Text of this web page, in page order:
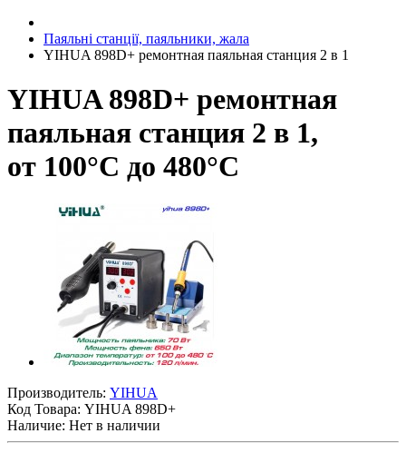
Паяльні станції, паяльники, жала
YIHUA 898D+ ремонтная паяльная станция 2 в 1
YIHUA 898D+ ремонтная
паяльная станция 2 в 1,
от 100°С до 480°C
Производитель: YIHUA
Код Товара: YIHUA 898D+
Наличие: Нет в наличии